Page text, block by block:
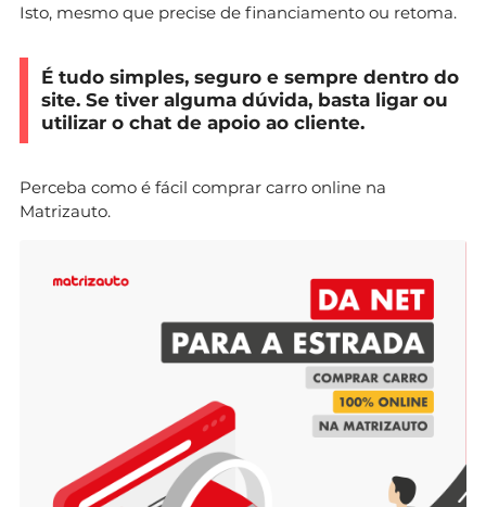
Isto, mesmo que precise de financiamento ou retoma.
É tudo simples, seguro e sempre dentro do
site. Se tiver alguma dúvida, basta ligar ou
utilizar o chat de apoio ao cliente.
Perceba como é fácil comprar carro online na
Matrizauto.